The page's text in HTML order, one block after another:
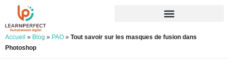
Accueil » Blog » PAO » Tout savoir sur les masques de fusion dans
Photoshop